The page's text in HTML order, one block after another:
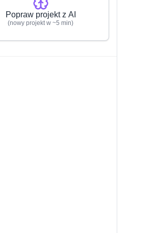
Popraw projekt z AI
(nowy projekt w ~5 min)